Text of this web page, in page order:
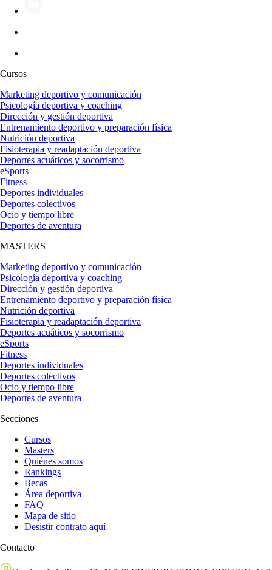
Cursos
Marketing deportivo y comunicación
Psicología deportiva y coaching
Dirección y gestión deportiva
Entrenamiento deportivo y preparación física
Nutrición deportiva
Fisioterapia y readaptación deportiva
Deportes acuáticos y socorrismo
eSports
Fitness
Deportes individuales
Deportes colectivos
Ocio y tiempo libre
Deportes de aventura
MASTERS
Marketing deportivo y comunicación
Psicología deportiva y coaching
Dirección y gestión deportiva
Entrenamiento deportivo y preparación física
Nutrición deportiva
Fisioterapia y readaptación deportiva
Deportes acuáticos y socorrismo
eSports
Fitness
Deportes individuales
Deportes colectivos
Ocio y tiempo libre
Deportes de aventura
Secciones
Cursos
Masters
Quiénes somos
Rankings
Becas
Área deportiva
FAQ
Mapa de sitio
Desistir contrato aquí
Contacto